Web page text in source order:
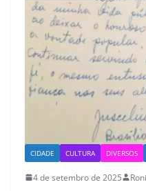
CIDADE CULTURA DIVERSOS
4 de setembro de 2025